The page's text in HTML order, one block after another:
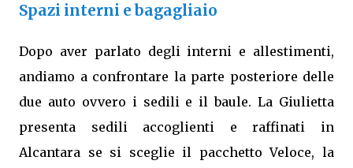
Spazi interni e bagagliaio
Dopo aver parlato degli interni e allestimenti,
andiamo a confrontare la parte posteriore delle
due auto ovvero i sedili e il baule. La Giulietta
presenta sedili accoglienti e raffinati in
Alcantara se si sceglie il pacchetto Veloce, la